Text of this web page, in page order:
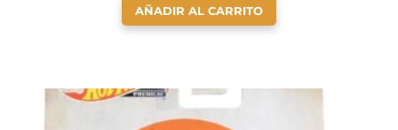
AÑADIR AL CARRITO